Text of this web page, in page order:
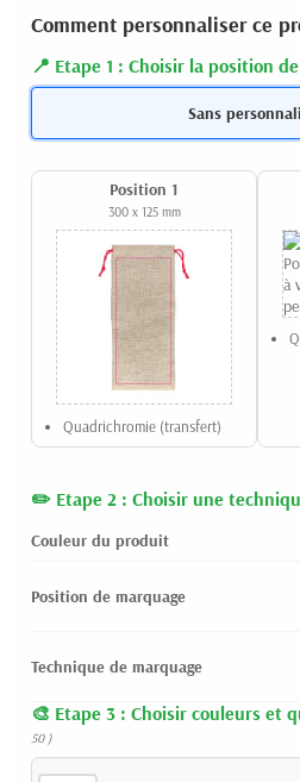
Comment personnaliser ce
Etape 1 : Choisir la position
Sans
Position 1
300 x 125 mm
Quadrichromie (transfert)
Etape 2 : Choisir une
Couleur du produit
Position de marquage
Technique de marquage
Etape 3 : Choisir couleurs et
50 )